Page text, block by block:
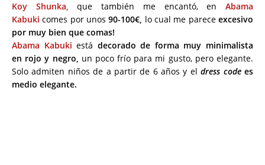
Koy Shunka,
que también me encantó, enAbama
Kabuki comes por unos90-100€, lo cual me pareceexcesivo
por muy bien que comas!
Abama Kabuki está decorado de forma muy minimalista
en rojo y negro, un poco frío para mi gusto, pero elegante.
Solo admiten niños de a partir de 6 años y eldress codees
medio elegante.